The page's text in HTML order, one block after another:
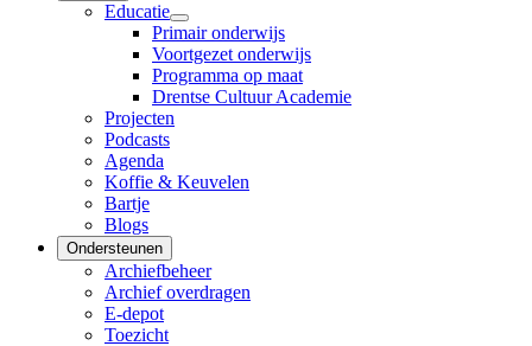
Educatie
Primair onderwijs
Voortgezet onderwijs
Programma op maat
Drentse Cultuur Academie
Projecten
Podcasts
Agenda
Koffie & Keuvelen
Bartje
Blogs
Ondersteunen
Archiefbeheer
Archief overdragen
E-depot
Toezicht